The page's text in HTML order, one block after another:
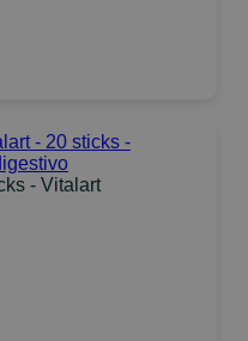
- Vitalart